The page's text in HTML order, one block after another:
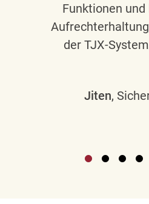
Funktionen
Aufrechterhaltung
der TJX-
Jiten,